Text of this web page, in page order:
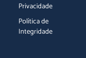
Privacidade
Política de
Integridade